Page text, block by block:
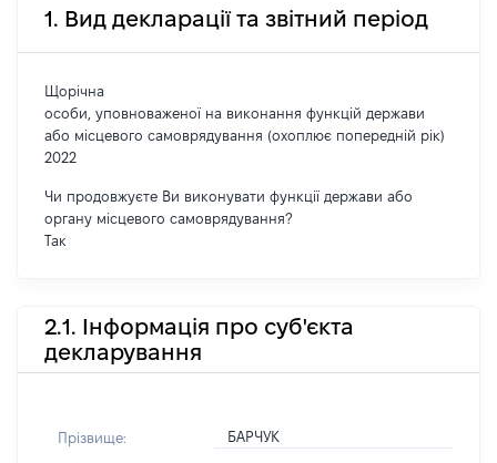
1. Вид декларації та звітний період
Щорічна
особи, уповноваженої на виконання функцій держави
або місцевого самоврядування (охоплює попередній рік)
2022
Чи продовжуєте Ви виконувати функції держави або
органу місцевого самоврядування?
Так
2.1. Інформація про суб'єкта
декларування
Прізвище: БАРЧУК